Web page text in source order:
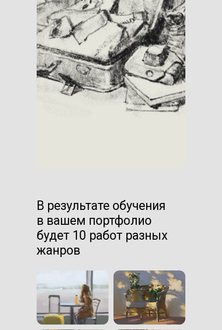
В результате обучения
в вашем портфолио
будет 10 работ разных
жанров